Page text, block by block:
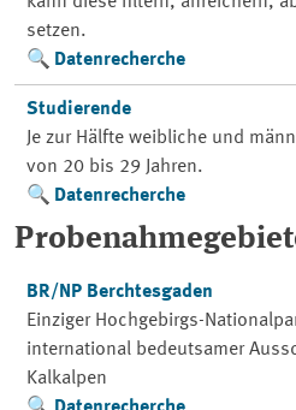
setzen.
Datenrecherche
Studierende
Je zur Hälfte weibliche und
von 20 bis 29 Jahren.
Datenrecherche
BR/NP Berchtesgaden
Einziger Hochgebirgs-
international bedeutsamer
Kalkalpen